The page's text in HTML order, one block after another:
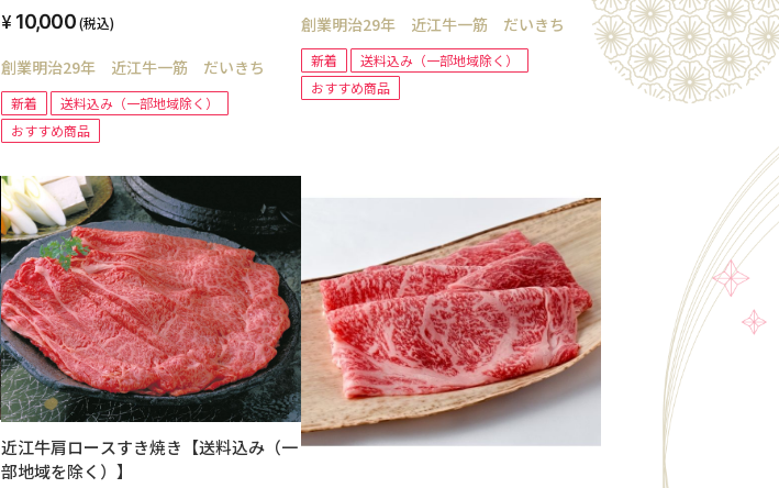
10,000(税込)
創業明治29年 近江牛一筋 だいきち
新着
送料込み（一部地域除く）
おすすめ商品
創業明治29年 近江牛一筋 だいきち
新着
送料込み（一部地域除く）
おすすめ商品
近江牛肩ロースすき焼き【送料込み（一
部地域を除く）】